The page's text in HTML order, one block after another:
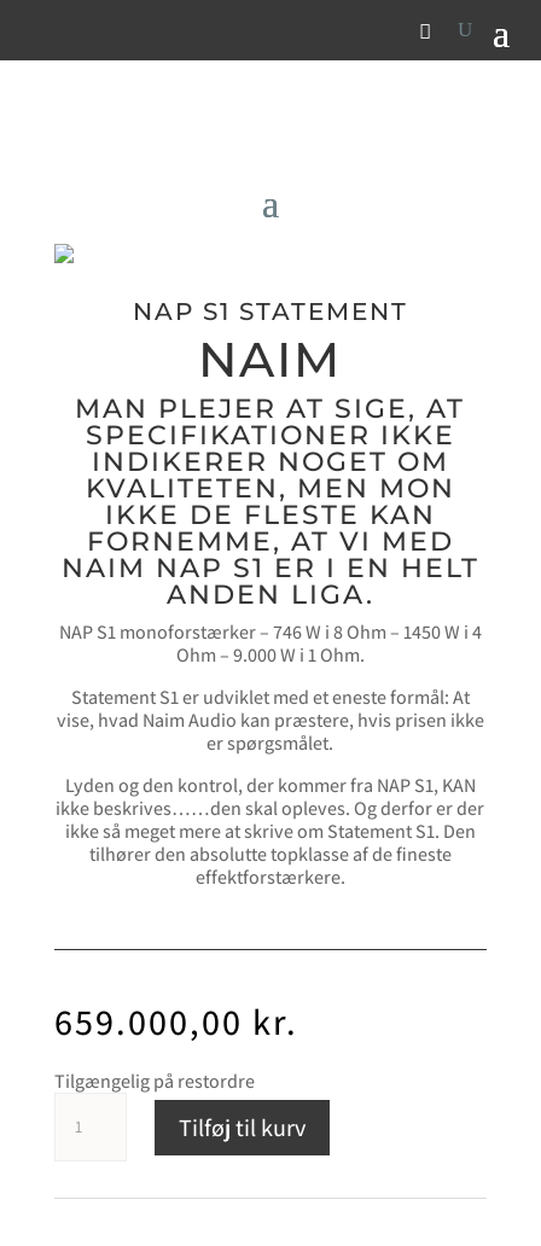
NAP S1 STATEMENT
NAIM
MAN PLEJER AT SIGE, AT
SPECIFIKATIONER IKKE
INDIKERER NOGET OM
KVALITETEN, MEN MON
IKKE DE FLESTE KAN
FORNEMME, AT VI MED
NAIM NAP S1 ER I EN HELT
ANDEN LIGA.
NAP S1 monoforstærker – 746 W i 8 Ohm – 1450 W i 4
Ohm – 9.000 W i 1 Ohm.
Statement S1 er udviklet med et eneste formål: At
vise, hvad Naim Audio kan præstere, hvis prisen ikke
er spørgsmålet.
Lyden og den kontrol, der kommer fra NAP S1, KAN
ikke beskrives……den skal opleves. Og derfor er der
ikke så meget mere at skrive om Statement S1. Den
tilhører den absolutte topklasse af de fineste
effektforstærkere.
659.000,00 kr.
Tilgængelig på restordre
NAP
antal
Tilføj til kurv